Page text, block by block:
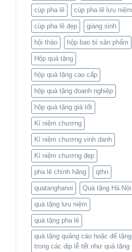
cúp pha lê cúp pha lê lưu niệm
cúp pha lê đẹp giáng sinh
hội thảo hộp bao bì sản phẩm
Hộp quà tặng
hộp quà tặng cao cấp
hộp quà tặng doanh nghiệp
hộp quà tặng giá tốt
Kỉ niệm chương
Kỉ niệm chương vinh danh
Kỉ niệm chương đẹp
pha lê chính hãng qthn
quatanghanoi Quà tặng Hà Nội
quà tặng lưu niệm
quà tặng pha lê
quà tặng quảng cáo hoặc để tặng
trong các dịp lễ tết như quà tặng